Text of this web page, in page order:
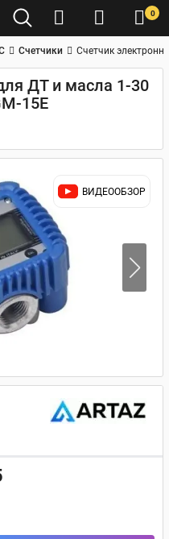
0
Счетчики Счетчик
ДТ и масла 1-30
15E
ВИДЕООБЗОР